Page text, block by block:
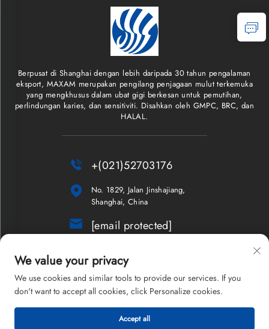
Berpusat di Shanghai dengan lebih daripada 30 tahun pengalaman
eksport, MAXAM merupakan pengilang penjagaan mulut terkemuka
yang mengkhusus dalam ubat gigi berkesan untuk pemutihan,
perlindungan karies, dan sensitiviti. Disahkan oleh GMPC, BRC, dan
HALAL.
 +(021)52703176

No. 1829, Jalan Jinshajiang,
Shanghai, China
 [email protected]
Hak Cipta © 2026 Shanghai Maxam Company Limited. Hak cipta
We value your privacy
We use cookies and similar tools to provide our services. If you
don't want to accept all cookies, click Personalize cookies.
Accept all